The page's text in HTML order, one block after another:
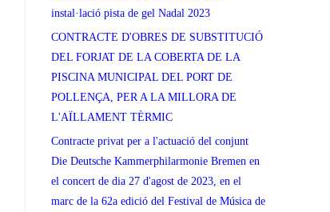
instal·lació pista de gel Nadal 2023
CONTRACTE D'OBRES DE SUBSTITUCIÓ
DEL FORJAT DE LA COBERTA DE LA
PISCINA MUNICIPAL DEL PORT DE
POLLENÇA, PER A LA MILLORA DE
L'AÏLLAMENT TÈRMIC
Contracte privat per a l'actuació del conjunt
Die Deutsche Kammerphilarmonie Bremen en
el concert de dia 27 d'agost de 2023, en el
marc de la 62a edició del Festival de Música de